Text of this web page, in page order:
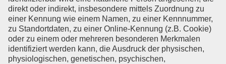
direkt oder indirekt, insbesondere mittels Zuordnung zu
einer Kennung wie einem Namen, zu einer Kennnummer,
zu Standortdaten, zu einer Online-Kennung (z.B. Cookie)
oder zu einem oder mehreren besonderen Merkmalen
identifiziert werden kann, die Ausdruck der physischen,
physiologischen, genetischen, psychischen,